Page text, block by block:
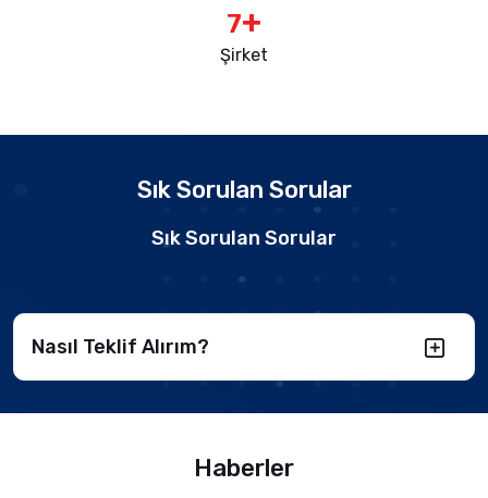
9+
Şirket
Sık Sorulan Sorular
Sık Sorulan Sorular
Nasıl Teklif Alırım?
Haberler